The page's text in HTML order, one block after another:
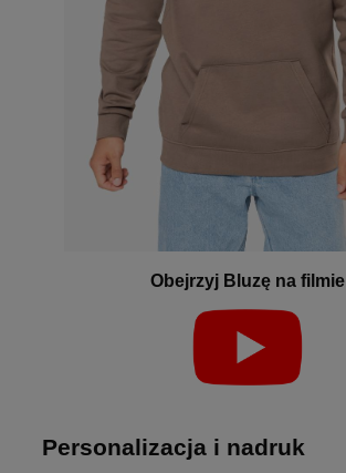
Obejrzyj Bluzę na filmie
Personalizacja i nadruk